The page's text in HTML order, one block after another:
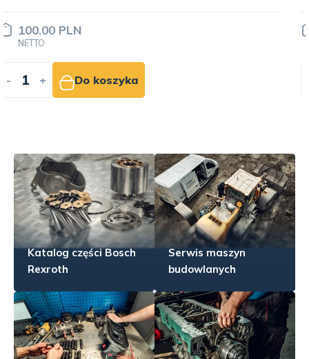
Cena ustalana
INDYWIDUALNIE
- + Do wyceny
Katalog części Bosch
Rexroth
Serwis maszyn
budowlanych